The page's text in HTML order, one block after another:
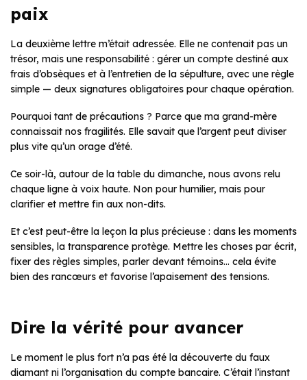
paix
La deuxième lettre m’était adressée. Elle ne contenait pas un
trésor, mais une responsabilité : gérer un compte destiné aux
frais d’obsèques et à l’entretien de la sépulture, avec une règle
simple — deux signatures obligatoires pour chaque opération.
Pourquoi tant de précautions ? Parce que ma grand-mère
connaissait nos fragilités. Elle savait que l’argent peut diviser
plus vite qu’un orage d’été.
Ce soir-là, autour de la table du dimanche, nous avons relu
chaque ligne à voix haute. Non pour humilier, mais pour
clarifier et mettre fin aux non-dits.
Et c’est peut-être la leçon la plus précieuse : dans les moments
sensibles, la transparence protège. Mettre les choses par écrit,
fixer des règles simples, parler devant témoins… cela évite
bien des rancœurs et favorise l’apaisement des tensions.
Dire la vérité pour avancer
Le moment le plus fort n’a pas été la découverte du faux
diamant ni l’organisation du compte bancaire. C’était l’instant